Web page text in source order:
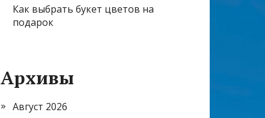
Как выбрать букет цветов на
подарок
Архивы
Август 2026